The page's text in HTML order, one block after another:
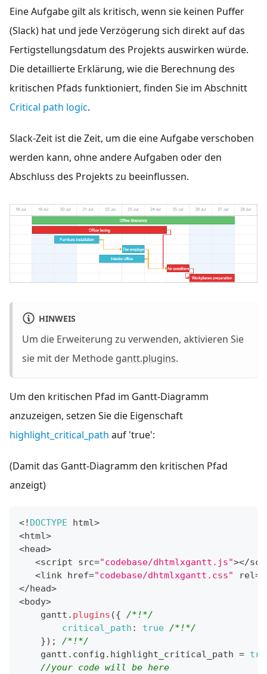
Eine Aufgabe gilt als kritisch, wenn sie keinen Puffer
(Slack) hat und jede Verzögerung sich direkt auf das
Fertigstellungsdatum des Projekts auswirken würde.
Die detaillierte Erklärung, wie die Berechnung des
kritischen Pfads funktioniert, finden Sie im Abschnitt
Critical path logic.
Slack-Zeit ist die Zeit, um die eine Aufgabe verschoben
werden kann, ohne andere Aufgaben oder den
Abschluss des Projekts zu beeinflussen.
HINWEIS
Um die Erweiterung zu verwenden, aktivieren Sie
sie mit der Methode gantt.plugins.
Um den kritischen Pfad im Gantt-Diagramm
anzuzeigen, setzen Sie die Eigenschaft
highlight_critical_path auf 'true':
(Damit das Gantt-Diagramm den kritischen Pfad
anzeigt)
<! DOCTYPE html>
<html>
<head>
<script src="codebase/dhtmlxgantt.js"></
<link href="codebase/dhtmlxgantt.css" rel=
</head>
<body>
    gantt
. plugins ({ /*!*/
critical_path : true /*!*/
}) ;
/*!*/
    gantt
. config . highlight_critical_path =
//your code will be here